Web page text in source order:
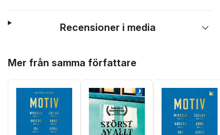
Recensioner i media
Mer från samma författare